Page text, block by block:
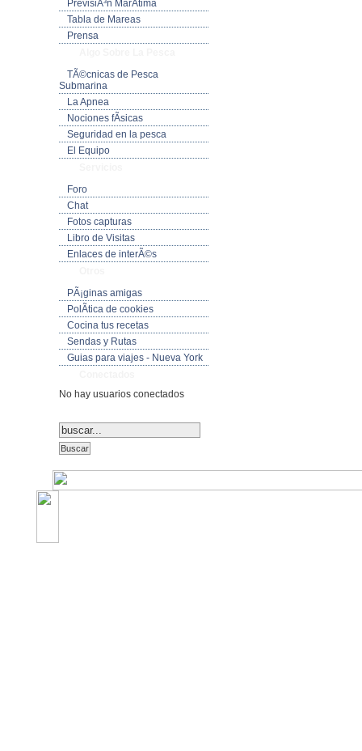
PrevisiÃ³n MarÃ­tima
Tabla de Mareas
Prensa
TÃ©cnicas de Pesca
Submarina
La Apnea
Nociones fÃ­sicas
Seguridad en la pesca
El Equipo
Foro
Chat
Fotos capturas
Libro de Visitas
Enlaces de interÃ©s
PÃ¡ginas amigas
PolÃ­tica de cookies
Cocina tus recetas
Sendas y Rutas
Guias para viajes - Nueva York
No hay usuarios conectados